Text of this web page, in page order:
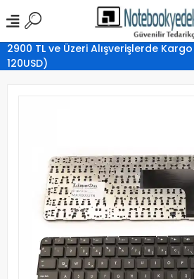
2900 TL ve Üzeri Alışverişlerde
120USD)